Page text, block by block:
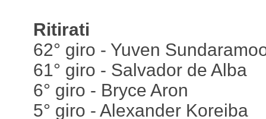
Ritirati
62° giro - Yuven
61° giro - Salvador de Alba
6° giro - Bryce Aron
5° giro - Alexander Koreiba